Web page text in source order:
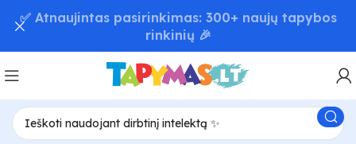
📦 Greitas užsakymų pristatymas – iki 48 val! 🚚